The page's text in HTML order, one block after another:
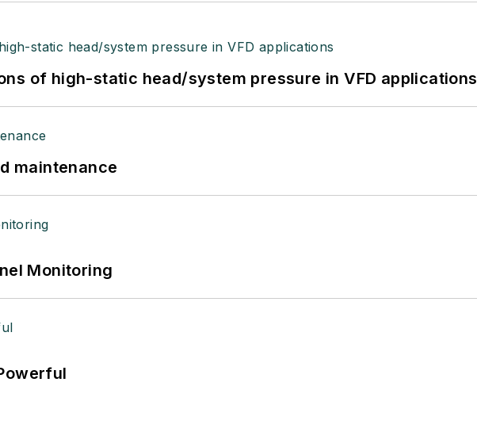
of high-static head/system pressure in VFD applications
maintenance
Monitoring